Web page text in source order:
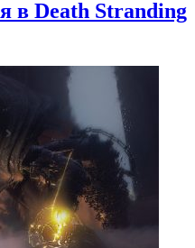
в Death Stranding